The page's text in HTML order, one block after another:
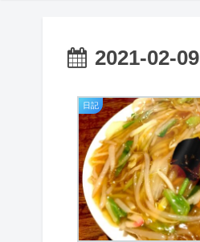
2021-02-09
日記